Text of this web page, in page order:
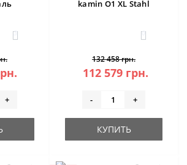
3
+
kamin O1 XL Stahl
0
132 458 грн.
112 579 грн.
- +
КУПИТЬ